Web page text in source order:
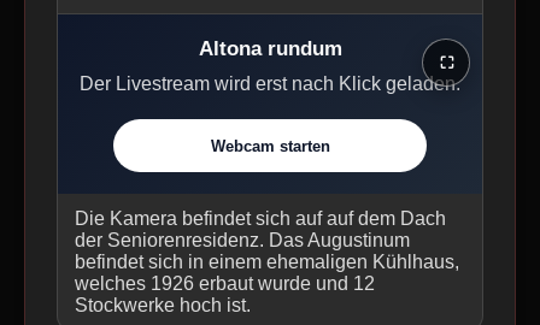
⛶
Altona rundum
Der Livestream wird erst nach Klick geladen.
Webcam starten
Die Kamera befindet sich auf auf dem Dach
der Seniorenresidenz. Das Augustinum
befindet sich in einem ehemaligen Kühlhaus,
welches 1926 erbaut wurde und 12
Stockwerke hoch ist.